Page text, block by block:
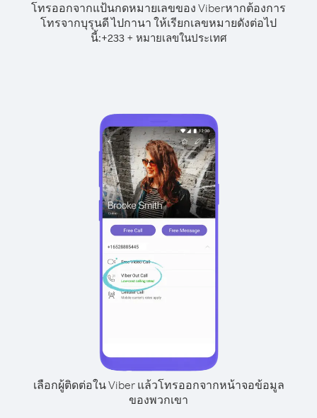
โทรออกจากแป้นกดหมายเลขของ Viberหากต้องการ
โทรจากบุรุนดี ไปกานา ให้เรียกเลขหมายดังต่อไป
นี้:+233+ หมายเลขในประเทศ
เลือกผู้ติดต่อใน Viber แล้วโทรออกจากหน้าจอข้อมูล
ของพวกเขา